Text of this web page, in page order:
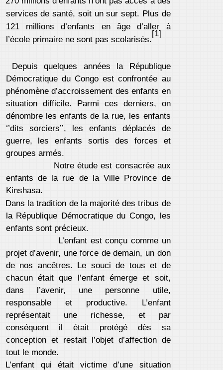
services de santé, soit un sur sept. Plus de
121 millions d’enfants en âge d’aller à
l’école primaire ne sont pas scolarisés.
[1]
Depuis quelques années la République
Démocratique du Congo est confrontée au
phénomène d’accroissement des enfants en
situation difficile. Parmi ces derniers, on
dénombre les enfants de la rue, les enfants
‘’dits sorciers’’, les enfants déplacés de
guerre, les enfants sortis des forces et
groupes armés.
Notre étude est consacrée aux
enfants de la rue de la Ville Province de
Kinshasa.
Dans la tradition de la majorité des tribus de
la République Démocratique du Congo, les
enfants sont précieux.
L’enfant est conçu comme un
projet d’avenir, une force de demain, un don
de nos ancêtres. Le souci de tous et de
chacun était que l’enfant émerge et soit,
dans l’avenir, une personne utile,
responsable et productive. L’enfant
représentait une richesse, et par
conséquent il était protégé dès sa
conception et restait l’objet d’affection de
tout le monde.
L’enfant qui était victime d’une situation